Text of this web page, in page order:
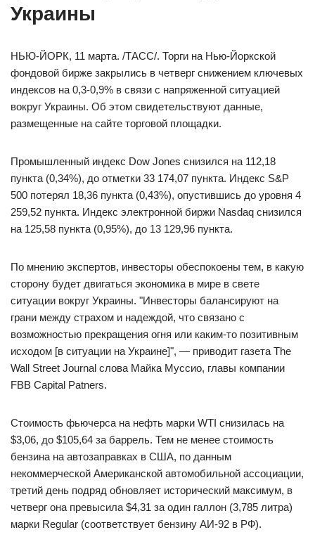
Украины
НЬЮ-ЙОРК, 11 марта. /ТАСС/. Торги на Нью-Йоркской
фондовой бирже закрылись в четверг снижением ключевых
индексов на 0,3-0,9% в связи с напряженной ситуацией
вокруг Украины. Об этом свидетельствуют данные,
размещенные на сайте торговой площадки.
Промышленный индекс Dow Jones снизился на 112,18
пункта (0,34%), до отметки 33 174,07 пункта. Индекс S&P
500 потерял 18,36 пункта (0,43%), опустившись до уровня 4
259,52 пункта. Индекс электронной биржи Nasdaq снизился
на 125,58 пункта (0,95%), до 13 129,96 пункта.
По мнению экспертов, инвесторы обеспокоены тем, в какую
сторону будет двигаться экономика в мире в свете
ситуации вокруг Украины. "Инвесторы балансируют на
грани между страхом и надеждой, что связано с
возможностью прекращения огня или каким-то позитивным
исходом [в ситуации на Украине]", — приводит газета The
Wall Street Journal слова Майка Муссио, главы компании
FBB Capital Patners.
Стоимость фьючерса на нефть марки WTI снизилась на
$3,06, до $105,64 за баррель. Тем не менее стоимость
бензина на автозаправках в США, по данным
некоммерческой Американской автомобильной ассоциации,
третий день подряд обновляет исторический максимум, в
четверг она превысила $4,31 за один галлон (3,785 литра)
марки Regular (соответствует бензину АИ-92 в РФ).